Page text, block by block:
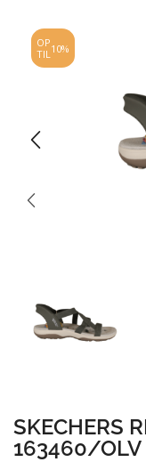
OP
TIL10%
SKECHERS
163460/OLV